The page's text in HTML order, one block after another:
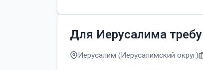
Для Иерусалима
Иерусалим (Иерусалимский округ)